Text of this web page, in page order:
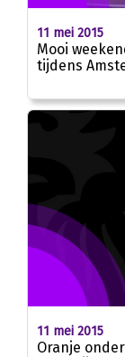
11 mei 2015
Mooi
tijdens
11 mei 2015
Oranje